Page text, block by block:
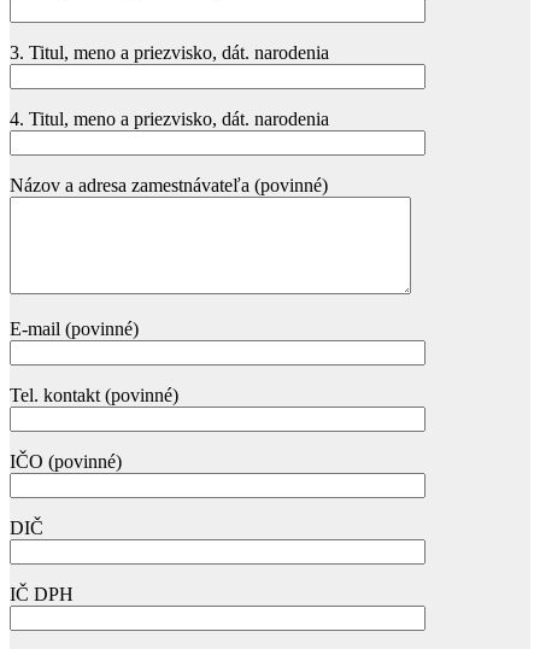
3. Titul, meno a priezvisko, dát. narodenia
4. Titul, meno a priezvisko, dát. narodenia
Názov a adresa zamestnávateľa (povinné)
E-mail (povinné)
Tel. kontakt (povinné)
IČO (povinné)
DIČ
IČ DPH